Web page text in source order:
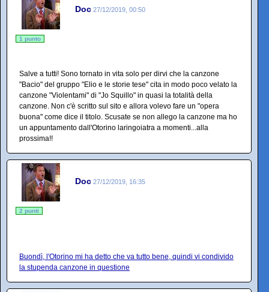
Doc 27/12/2019, 00:50
1 punto
Salve a tutti! Sono tornato in vita solo per dirvi che la canzone
"Bacio" del gruppo "Elio e le storie tese" cita in modo poco velato la
canzone "Violentami" di "Jo Squillo" in quasi la totalità della
canzone. Non c'è scritto sul sito e allora volevo fare un "opera
buona" come dice il titolo. Scusate se non allego la canzone ma ho
un appuntamento dall'Otorino laringoiatra a momenti...alla
prossima!!
Doc 27/12/2019, 16:35
2 punti
Buondì, l'Otorino mi ha detto che va tutto bene, quindi vi condivido
la stupenda canzone in questione